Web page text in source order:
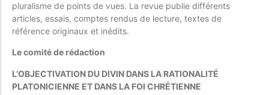
pluralisme de points de vues. La revue publie différents
articles, essais, comptes rendus de lecture, textes de
référence originaux et inédits.
Le comité de rédaction
L’OBJECTIVATION DU DIVIN DANS LA RATIONALITÉ
PLATONICIENNE ET DANS LA FOI CHRÉTIENNE